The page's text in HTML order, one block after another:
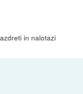
in nalotazi